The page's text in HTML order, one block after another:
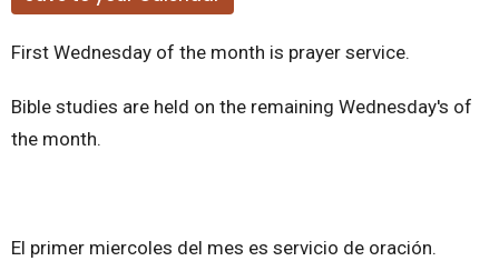
First Wednesday of the month is prayer service.
Bible studies are held on the remaining Wednesday's of
the month.
El primer miercoles del mes es servicio de oración.